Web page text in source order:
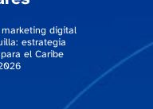
marketing digital
estrategia
el Caribe